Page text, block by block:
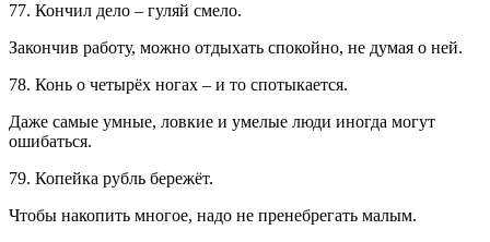
77. Кончил дело – гуляй смело.
Закончив работу, можно отдыхать спокойно, не думая о ней.
78. Конь о четырёх ногах – и то спотыкается.
Даже самые умные, ловкие и умелые люди иногда могут
ошибаться.
79. Копейка рубль бережёт.
Чтобы накопить многое, надо не пренебрегать малым.